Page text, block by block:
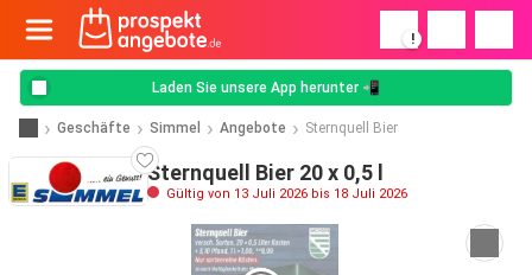
!
Laden Sie unsere App herunter 📲
Geschäfte Simmel Angebote Sternquell Bier
Sternquell Bier 20 x 0,5 l
Gültig von 13 Juli 2026 bis 18 Juli 2026